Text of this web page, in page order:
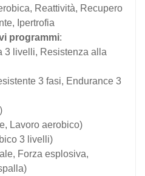
Reattività, Recupero
Ipertrofia
programmi:
3 livelli, Resistenza alla
3 fasi, Endurance 3
Lavoro aerobico)
3 livelli)
Forza esplosiva,